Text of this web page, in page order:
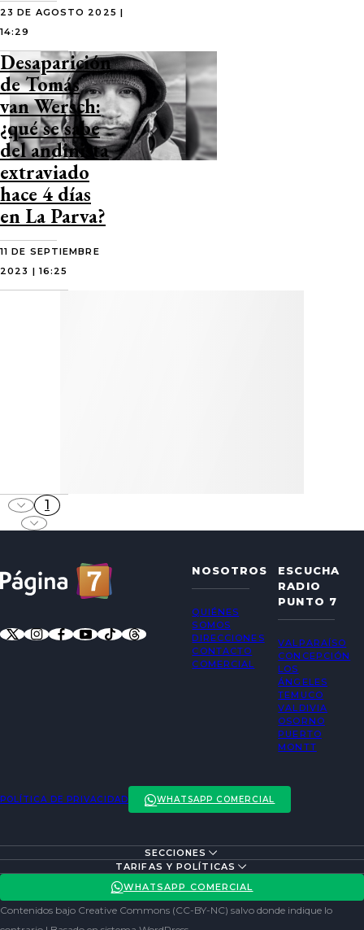
23 DE AGOSTO 2025 |
14:29
Desaparición
de Tomás
van Wersch:
¿qué se sabe
del andinista
extraviado
hace 4 días
en La Parva?
11 DE SEPTIEMBRE
2023 | 16:25
1
NOSOTROS
QUIÉNES
SOMOS
DIRECCIONES
CONTACTO
COMERCIAL
ESCUCHA
RADIO
PUNTO 7
VALPARAÍSO
CONCEPCIÓN
LOS
ÁNGELES
TEMUCO
VALDIVIA
OSORNO
PUERTO
MONTT
POLÍTICA DE PRIVACIDAD WHATSAPP COMERCIAL
SECCIONES
ACTUALIDAD
REDES SOCIALES
TARIFAS Y POLÍTICAS
POLÍTICA DE PRIVACIDAD
WHATSAPP COMERCIAL
Contenidos bajo Creative Commons (CC-BY-NC) salvo donde indique lo